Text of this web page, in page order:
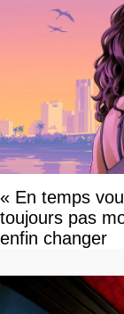
« En temps
toujours pas
enfin changer